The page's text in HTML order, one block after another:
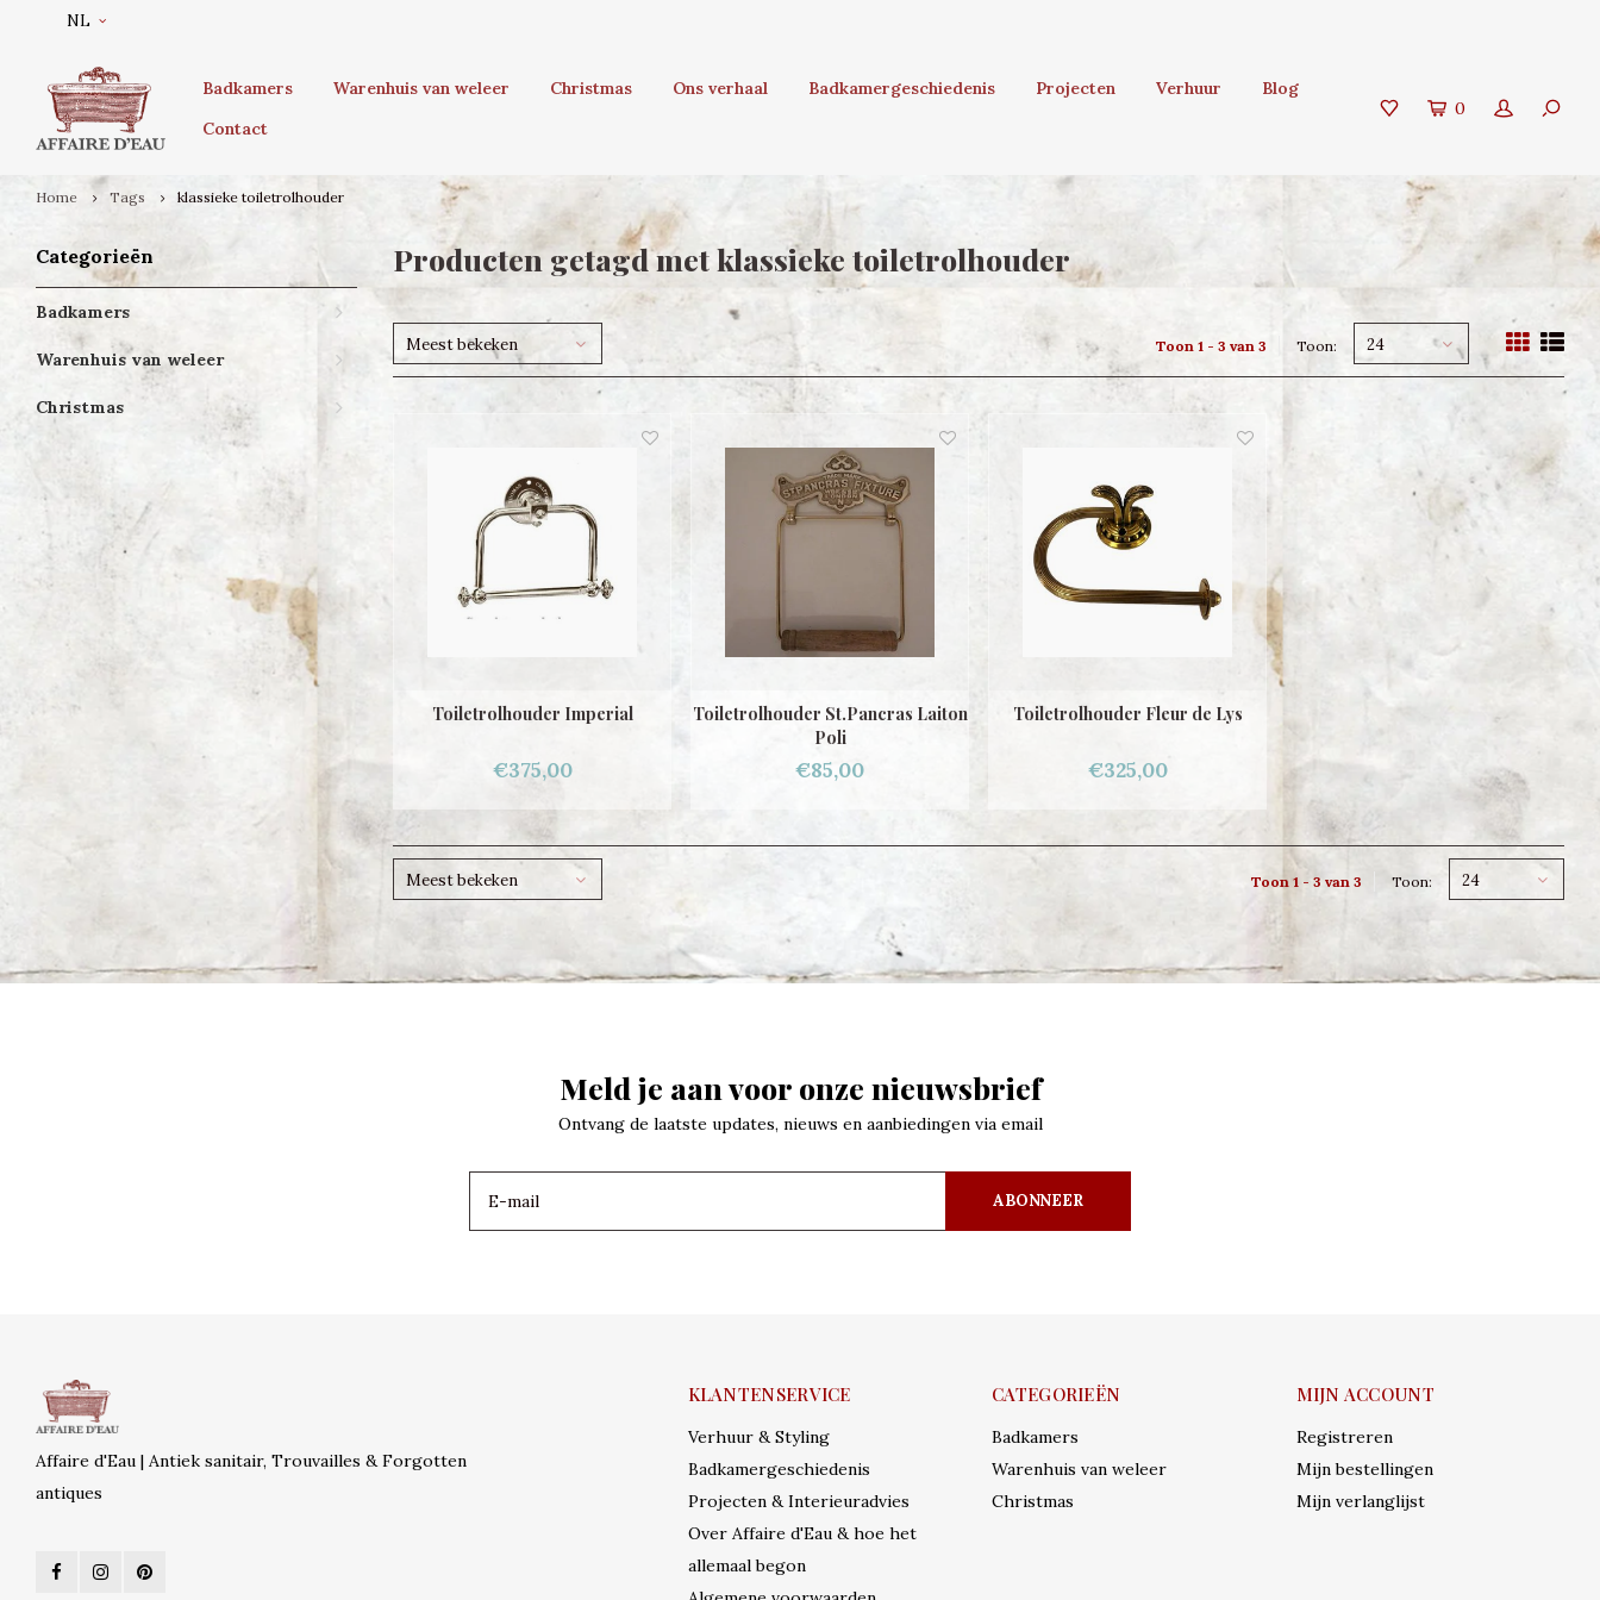
NL
Badkamers Warenhuis van weleer Christmas Ons verhaal Badkamergeschiedenis Projecten Verhuur
Blog
Contact
0
Home Tags klassieke toiletrolhouder
Categorieën
Badkamers
Warenhuis van weleer
Christmas
Producten getagd met klassieke toiletrolhouder
Meest bekeken Toon 1 - 3 van 3 Toon: 24
Toiletrolhouder Imperial
€375,00
Toiletrolhouder St.Pancras Laiton
Poli
€85,00
Toiletrolhouder Fleur de Lys
€325,00
Meest bekeken Toon 1 - 3 van 3 Toon: 24
Meld je aan voor onze nieuwsbrief
Ontvang de laatste updates, nieuws en aanbiedingen via email
ABONNEER
Affaire d'Eau | Antiek sanitair, Trouvailles & Forgotten
antiques
KLANTENSERVICE
Verhuur & Styling
Badkamergeschiedenis
Projecten & Interieuradvies
Over Affaire d'Eau & hoe het
allemaal begon
CATEGORIEËN
Badkamers
Warenhuis van weleer
Christmas
MIJN ACCOUNT
Registreren
Mijn bestellingen
Mijn verlanglijst